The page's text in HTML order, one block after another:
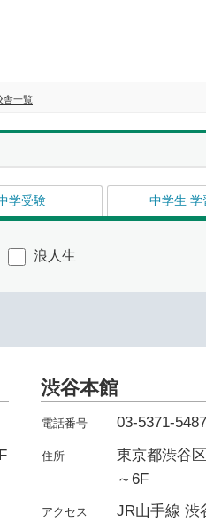
舎一覧
学受験 中学生 学
浪人生
渋谷本館
03-5371-5487
東京都渋谷
～6F
JR山手線 渋